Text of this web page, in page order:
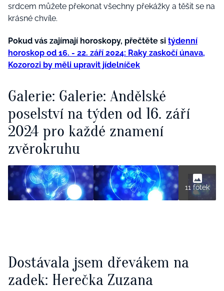
srdcem můžete překonat všechny překážky a těšit se na
krásné chvíle.
Pokud vás zajímají horoskopy, přečtěte si týdenní
horoskop od 16. - 22. září 2024: Raky zaskočí únava,
Kozorozi by měli upravit jídelníček
Galerie: Galerie: Andělské
poselství na týden od 16. září
2024 pro každé znamení
zvěrokruhu
11 fotek
Dostávala jsem dřevákem na
zadek: Herečka Zuzana